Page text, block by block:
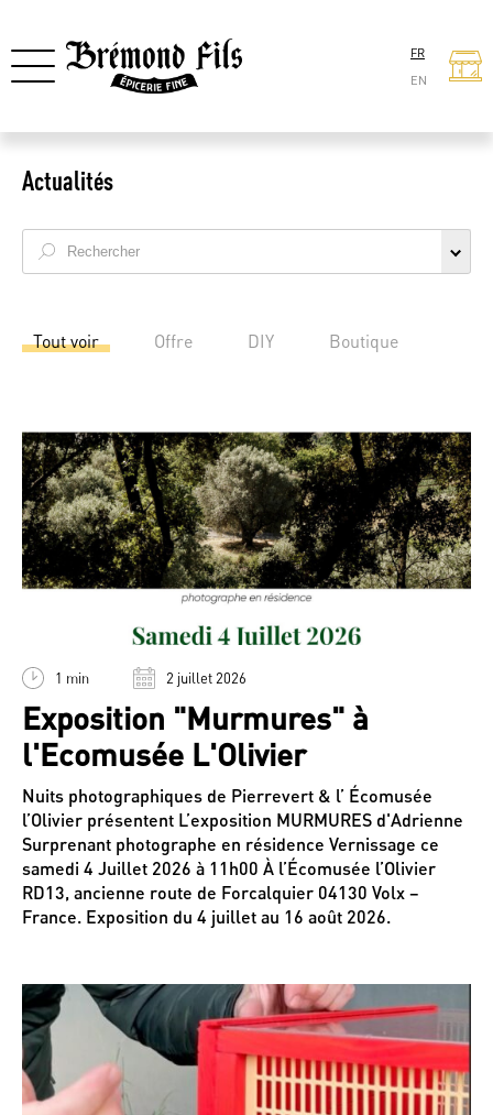
FR
EN
Actualités
Tout voir Offre DIY Boutique
1 min 2 juillet 2026
Exposition "Murmures" à
l'Ecomusée L'Olivier
Nuits photographiques de Pierrevert & l’ Écomusée
l’Olivier présentent L’exposition MURMURES d'Adrienne
Surprenant photographe en résidence Vernissage ce
samedi 4 Juillet 2026 à 11h00 À l’Écomusée l’Olivier
RD13, ancienne route de Forcalquier 04130 Volx –
France. Exposition du 4 juillet au 16 août 2026.